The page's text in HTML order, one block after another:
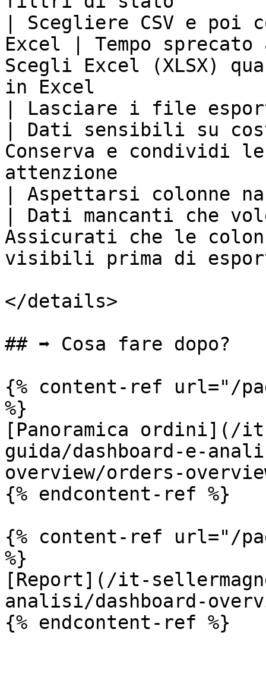
| Scegliere CSV e poi
Excel | Tempo
Scegli Excel (XLSX)
in Excel
| Lasciare i file
| Dati sensibili su
Conserva e condividi
attenzione
| Aspettarsi colonne
| Dati mancanti
Assicurati che le
visibili prima di
</details>
## ➡️ Cosa fare dopo?
{% content-ref url="/
%}
[Panoramica ordini](/
guida/dashboard-e-
overview/orders-
{% endcontent-ref %}
{% content-ref url="/
%}
[Report](/it-
analisi/dashboard-